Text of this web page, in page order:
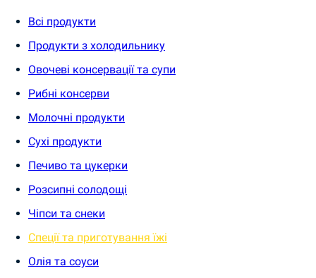
Всі продукти
Продукти з холодильнику
Овочеві консервації та супи
Рибні консерви
Молочні продукти
Сухі продукти
Печиво та цукерки
Розсипні солодощі
Чіпси та снеки
Спеції та приготування їжі
Олія та соуси